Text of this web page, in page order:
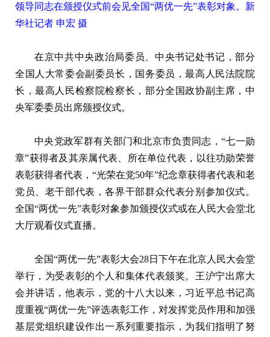
领导同志在颁授仪式前会见全国“两优一先”表彰对象。新
华社记者 申宏 摄
在京中共中央政治局委员、中央书记处书记，部分
全国人大常委会副委员长，国务委员，最高人民法院院
长，最高人民检察院检察长，部分全国政协副主席，中
央军委委员出席颁授仪式。
中央党政军群有关部门和北京市负责同志，“七一勋
章”获得者及其亲属代表、所在单位代表，以往功勋荣誉
表彰获得者代表，“光荣在党50年”纪念章获得者代表和老
党员、老干部代表，各界干部群众代表分别参加仪式。
全国“两优一先”表彰对象参加颁授仪式或在人民大会堂北
大厅观看仪式直播。
全国“两优一先”表彰大会28日下午在北京人民大会堂
举行，为受表彰的个人和集体代表颁奖。王沪宁出席大
会并讲话，他表示，党的十八大以来，习近平总书记高
度重视“两优一先”评选表彰工作，对发挥党员作用和加强
基层党组织建设作出一系列重要指示，为我们指明了努